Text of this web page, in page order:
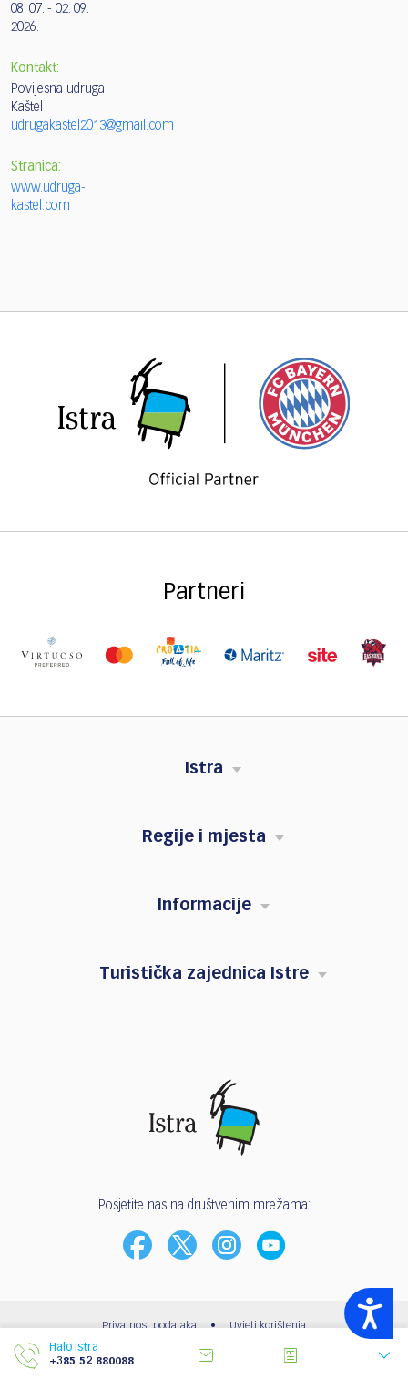
Accessibility
08. 07. - 02. 09.
2026.
Kontakt:
Povijesna udruga
Kaštel
udrugakastel2013@gmail.com
Stranica:
www.udruga-
kastel.com
Partneri
Istra
Regije i mjesta
Informacije
Turistička zajednica Istre
Posjetite nas na društvenim mrežama:
Privatnost podataka • Uvjeti korištenja
© 2003 - 2026 | Turistička zajednica Istarske županije
Halo Istra
+385 52 880088